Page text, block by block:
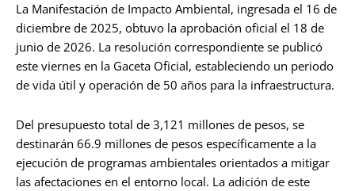
La Manifestación de Impacto Ambiental, ingresada el 16 de
diciembre de 2025, obtuvo la aprobación oficial el 18 de
junio de 2026. La resolución correspondiente se publicó
este viernes en la Gaceta Oficial, estableciendo un periodo
de vida útil y operación de 50 años para la infraestructura.
Del presupuesto total de 3,121 millones de pesos, se
destinarán 66.9 millones de pesos específicamente a la
ejecución de programas ambientales orientados a mitigar
las afectaciones en el entorno local. La adición de este